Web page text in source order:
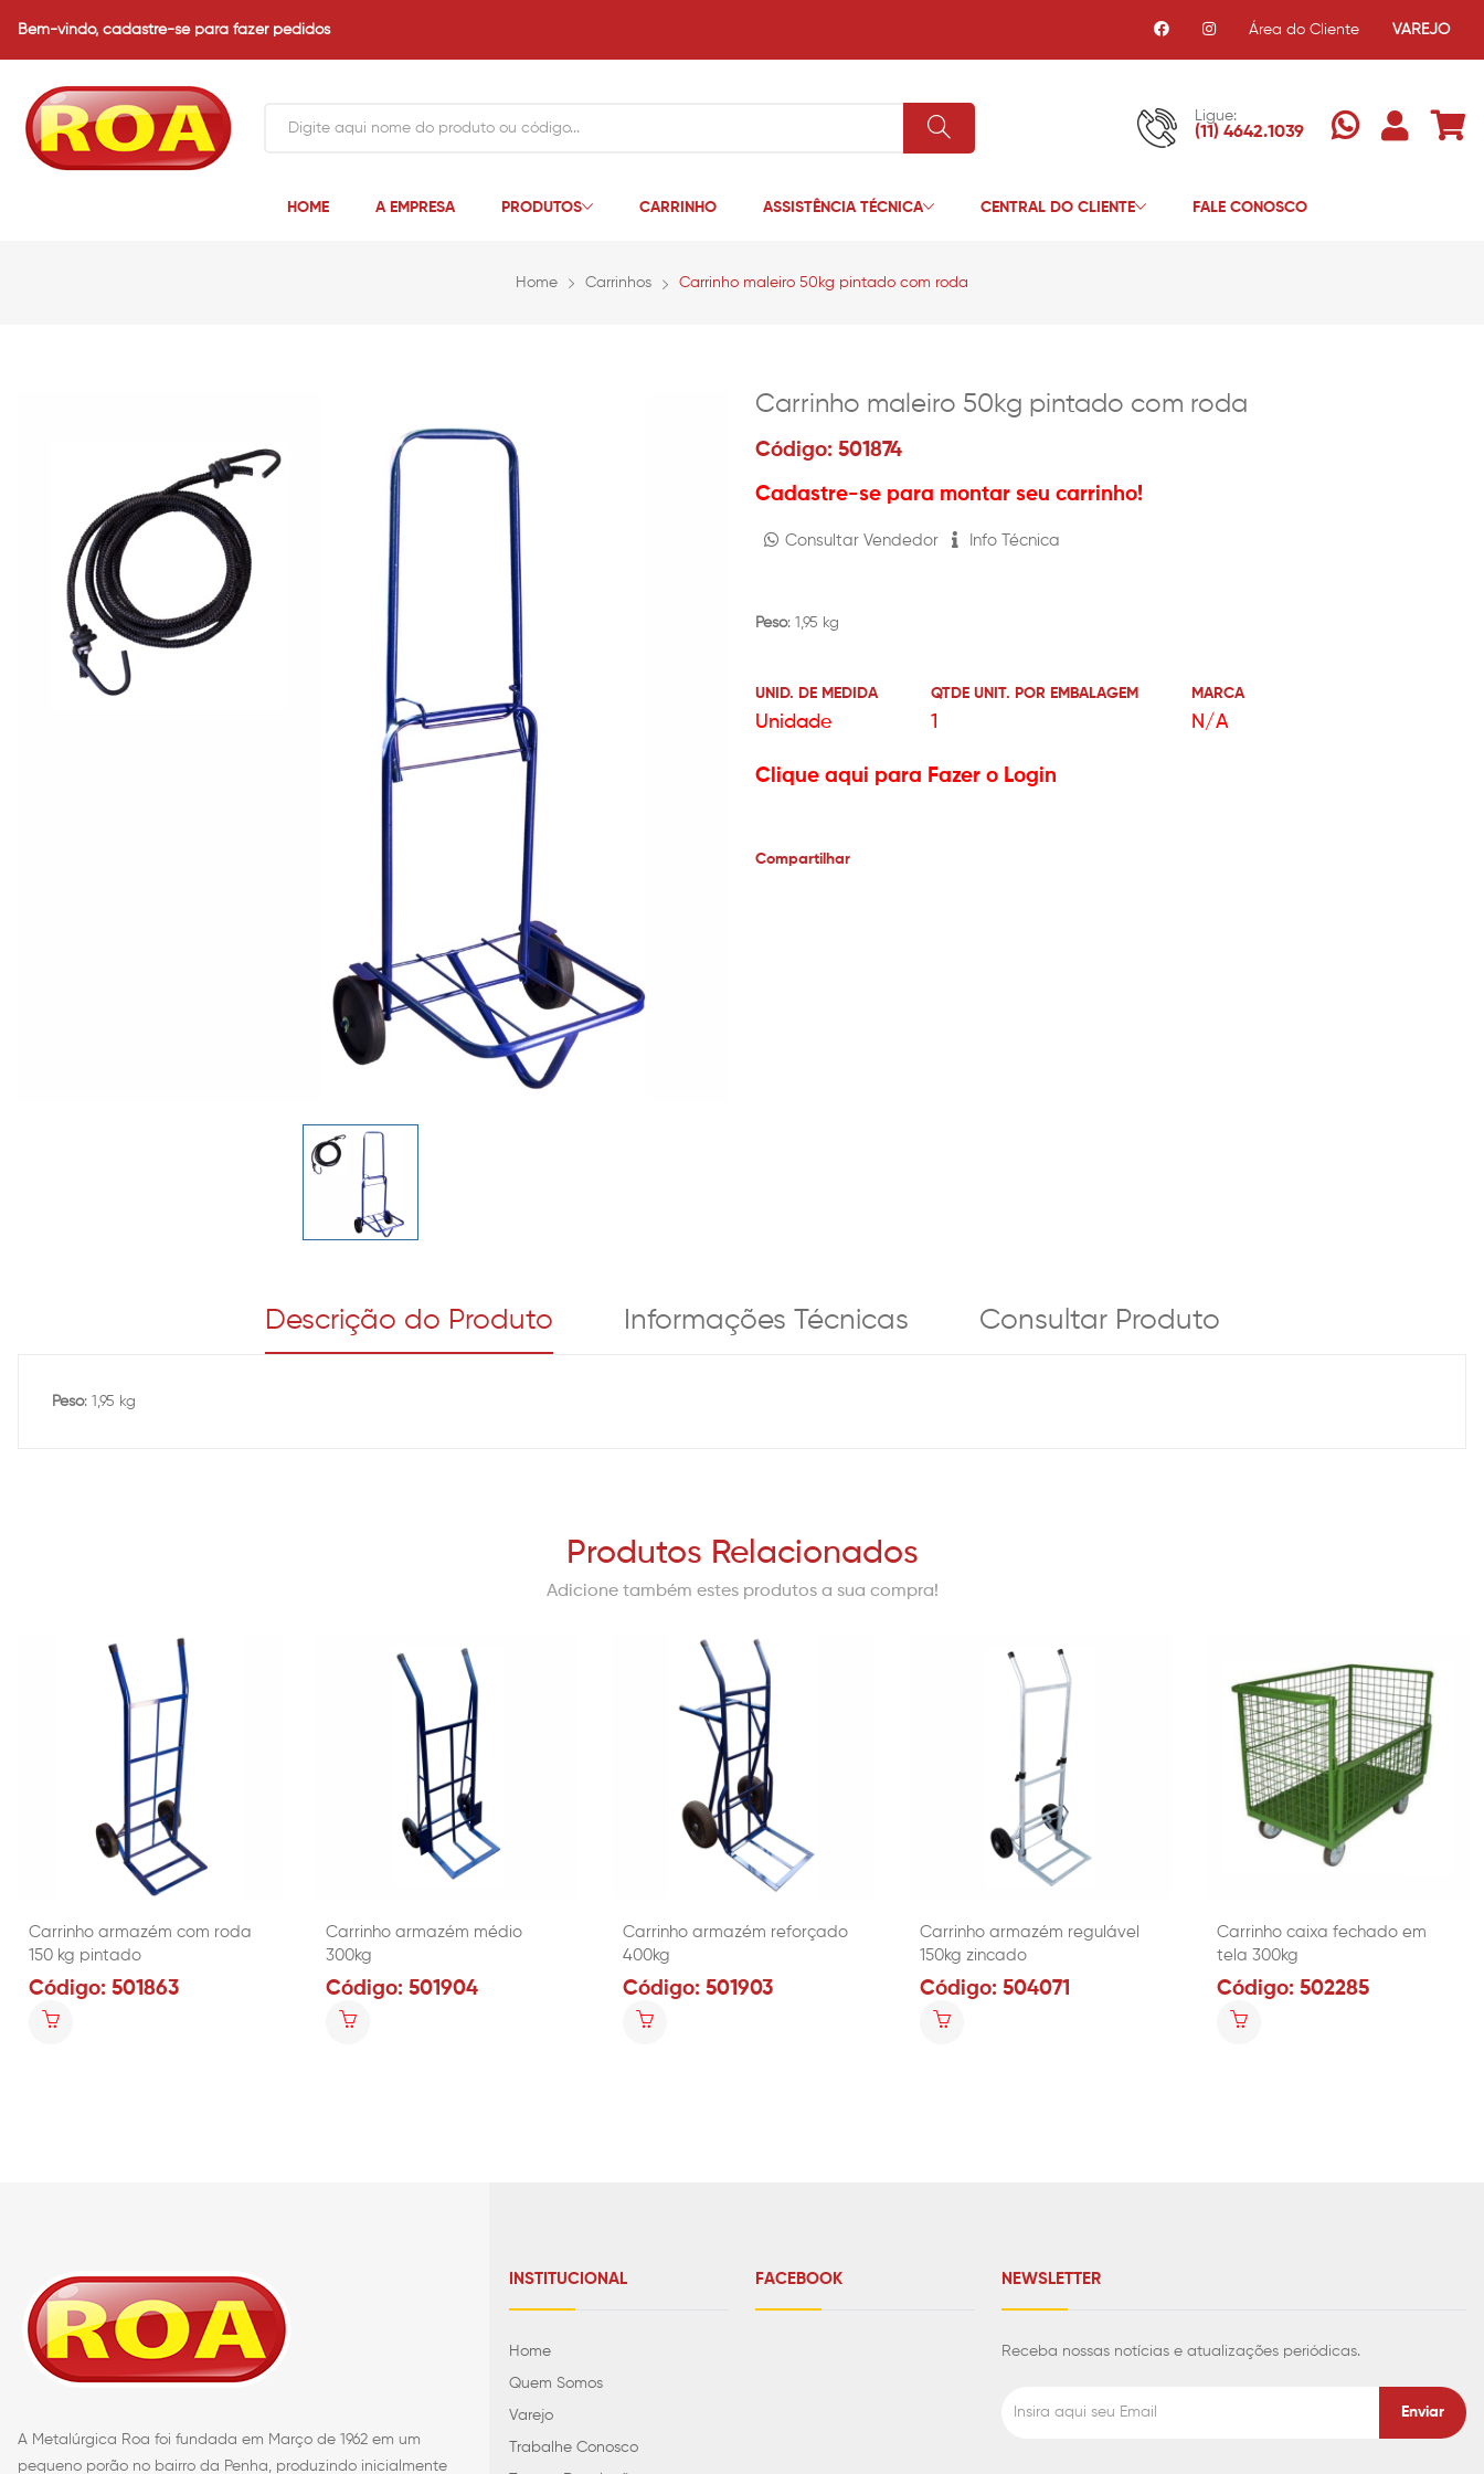
Bem-vindo, cadastre-se para fazer pedidos Área do Cliente VAREJO
Ligue:
(11) 4642.1039
HOME A EMPRESA PRODUTOS CARRINHO ASSISTÊNCIA TÉCNICA CENTRAL DO CLIENTE FALE CONOSCO
Home Carrinhos Carrinho maleiro 50kg pintado com roda
Carrinho maleiro 50kg pintado com roda
Código: 501874
Cadastre-se para montar seu carrinho!
Consultar Vendedor Info Técnica
Peso: 1,95 kg
UNID. DE MEDIDA
Unidade
QTDE UNIT. POR EMBALAGEM
1
MARCA
N/A
Clique aqui para Fazer o Login
Compartilhar
Descrição do Produto Informações Técnicas Consultar Produto
Peso: 1,95 kg
Produtos Relacionados
Adicione também estes produtos a sua compra!
Carrinho armazém com roda
150 kg pintado
Código: 501863
Carrinho armazém médio
300kg
Código: 501904
Carrinho armazém reforçado
400kg
Código: 501903
Carrinho armazém regulável
150kg zincado
Código: 504071
Carrinho caixa fechado em
tela 300kg
Código: 502285
A Metalúrgica Roa foi fundada em Março de 1962 em um
pequeno porão no bairro da Penha, produzindo inicialmente
INSTITUCIONAL
Home
Quem Somos
Varejo
Trabalhe Conosco
FACEBOOK NEWSLETTER
Receba nossas notícias e atualizações periódicas.
Enviar